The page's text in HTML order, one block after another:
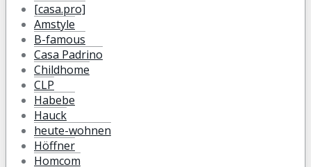
[casa.pro]
Amstyle
B-famous
Casa Padrino
Childhome
CLP
Habebe
Hauck
heute-wohnen
Höffner
Homcom